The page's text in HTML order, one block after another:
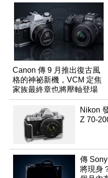
Canon 傳 9 月推出復古風
格的神祕新機，VCM 定焦
家族最終章也將壓軸登場
Nikon
Z 70-
傳
將現身